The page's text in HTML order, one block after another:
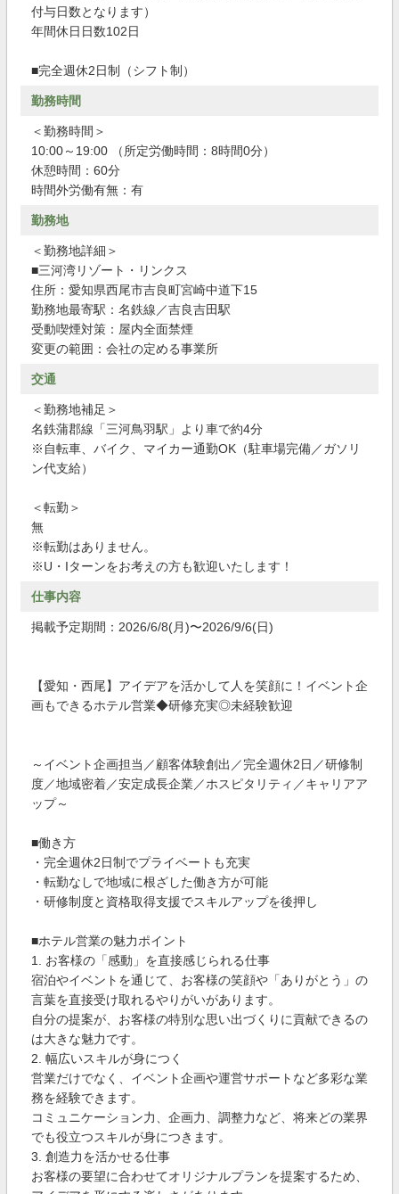
付与日数となります）
年間休日日数102日
■完全週休2日制（シフト制）
勤務時間
＜勤務時間＞
10:00～19:00 （所定労働時間：8時間0分）
休憩時間：60分
時間外労働有無：有
勤務地
＜勤務地詳細＞
■三河湾リゾート・リンクス
住所：愛知県西尾市吉良町宮崎中道下15
勤務地最寄駅：名鉄線／吉良吉田駅
受動喫煙対策：屋内全面禁煙
変更の範囲：会社の定める事業所
交通
＜勤務地補足＞
名鉄蒲郡線「三河鳥羽駅」より車で約4分
※自転車、バイク、マイカー通勤OK（駐車場完備／ガソリ
ン代支給）
＜転勤＞
無
※転勤はありません。
※U・Iターンをお考えの方も歓迎いたします！
仕事内容
掲載予定期間：2026/6/8(月)〜2026/9/6(日)
【愛知・西尾】アイデアを活かして人を笑顔に！イベント企
画もできるホテル営業◆研修充実◎未経験歓迎
～イベント企画担当／顧客体験創出／完全週休2日／研修制
度／地域密着／安定成長企業／ホスピタリティ／キャリアア
ップ～
■働き方
・完全週休2日制でプライベートも充実
・転勤なしで地域に根ざした働き方が可能
・研修制度と資格取得支援でスキルアップを後押し
■ホテル営業の魅力ポイント
1. お客様の「感動」を直接感じられる仕事
宿泊やイベントを通じて、お客様の笑顔や「ありがとう」の
言葉を直接受け取れるやりがいがあります。
自分の提案が、お客様の特別な思い出づくりに貢献できるの
は大きな魅力です。
2. 幅広いスキルが身につく
営業だけでなく、イベント企画や運営サポートなど多彩な業
務を経験できます。
コミュニケーション力、企画力、調整力など、将来どの業界
でも役立つスキルが身につきます。
3. 創造力を活かせる仕事
お客様の要望に合わせてオリジナルプランを提案するため、